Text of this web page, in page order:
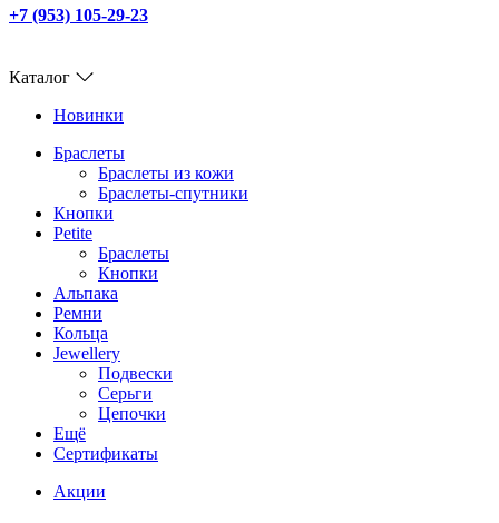
+7 (953) 105-29-23
Каталог
Новинки
Браслеты
Браслеты из кожи
Браслеты-спутники
Кнопки
Petite
Браслеты
Кнопки
Альпака
Ремни
Кольца
Jewellery
Подвески
Серьги
Цепочки
Ещё
Сертификаты
Акции